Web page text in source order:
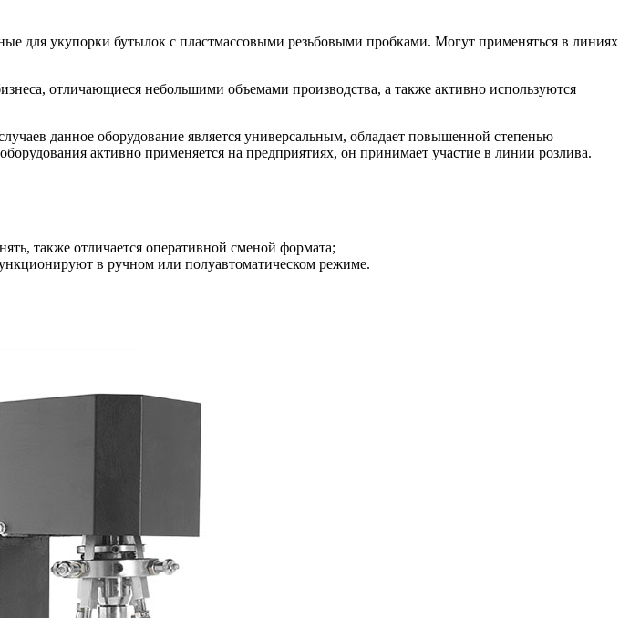
для укупорки бутылок с пластмассовыми резьбовыми пробками. Могут применяться в линиях
отличающиеся небольшими объемами производства, а также активно используются
данное оборудование является универсальным, обладает повышенной степенью
активно применяется на предприятиях, он принимает участие в линии розлива.
также отличается оперативной сменой формата;
в ручном или полуавтоматическом режиме.